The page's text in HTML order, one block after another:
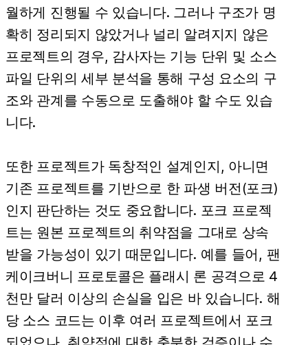
월하게 진행될 수 있습니다. 그러나 구조가 명
확히 정리되지 않았거나 널리 알려지지 않은
프로젝트의 경우, 감사자는 기능 단위 및 소스
파일 단위의 세부 분석을 통해 구성 요소의 구
조와 관계를 수동으로 도출해야 할 수도 있습
니다.
또한 프로젝트가 독창적인 설계인지, 아니면
기존 프로젝트를 기반으로 한 파생 버전(포크)
인지 판단하는 것도 중요합니다. 포크 프로젝
트는 원본 프로젝트의 취약점을 그대로 상속
받을 가능성이 있기 때문입니다. 예를 들어, 팬
케이크버니 프로토콜은 플래시 론 공격으로 4
천만 달러 이상의 손실을 입은 바 있습니다. 해
당 소스 코드는 이후 여러 프로젝트에서 포크